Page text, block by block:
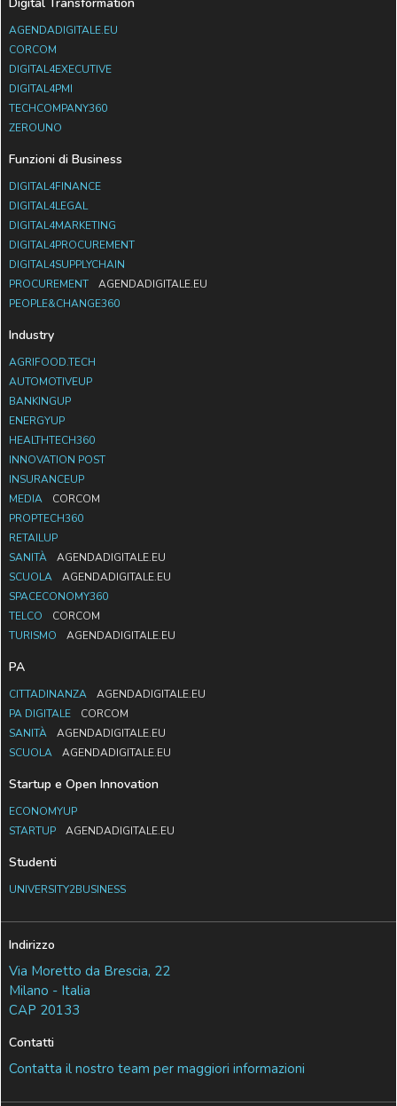
Digital Transformation
AGENDADIGITALE.EU
CORCOM
DIGITAL4EXECUTIVE
DIGITAL4PMI
TECHCOMPANY360
ZEROUNO
Funzioni di Business
DIGITAL4FINANCE
DIGITAL4LEGAL
DIGITAL4MARKETING
DIGITAL4PROCUREMENT
DIGITAL4SUPPLYCHAIN
PROCUREMENT
AGENDADIGITALE.EU
PEOPLE&CHANGE360
Industry
AGRIFOOD.TECH
AUTOMOTIVEUP
BANKINGUP
ENERGYUP
HEALTHTECH360
INNOVATION POST
INSURANCEUP
MEDIA
CORCOM
PROPTECH360
RETAILUP
SANITÀ
AGENDADIGITALE.EU
SCUOLA
AGENDADIGITALE.EU
SPACECONOMY360
TELCO
CORCOM
TURISMO
AGENDADIGITALE.EU
PA
CITTADINANZA
AGENDADIGITALE.EU
PA DIGITALE
CORCOM
SANITÀ
AGENDADIGITALE.EU
SCUOLA
AGENDADIGITALE.EU
Startup e Open Innovation
ECONOMYUP
STARTUP
AGENDADIGITALE.EU
Studenti
UNIVERSITY2BUSINESS
Indirizzo
Via Moretto da Brescia, 22
Milano - Italia
CAP 20133
Contatti
Contatta il nostro team per maggiori informazioni